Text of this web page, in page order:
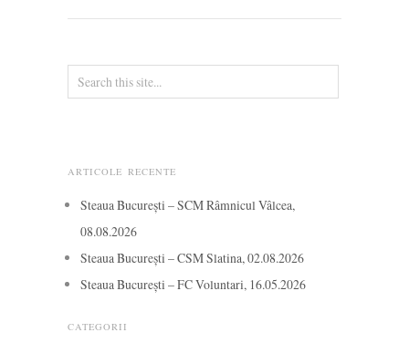
ARTICOLE RECENTE
Steaua București – SCM Râmnicul Vâlcea,
08.08.2026
Steaua București – CSM Slatina, 02.08.2026
Steaua București – FC Voluntari, 16.05.2026
CATEGORII